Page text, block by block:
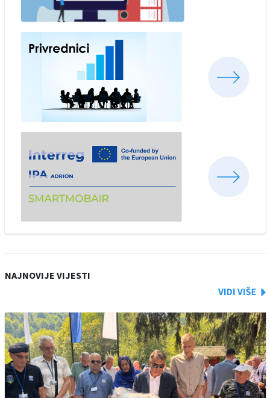
NAJNOVIJE VIJESTI